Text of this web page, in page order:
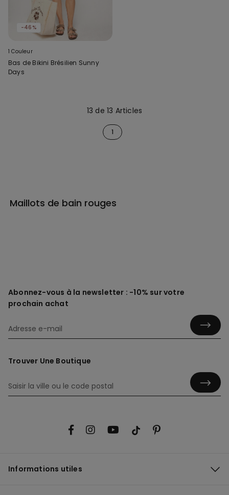
-46%
1 Couleur
Bas de Bikini Brésilien Sunny
Days
13 de 13 Articles
1
Maillots de bain rouges
Abonnez-vous à la newsletter : -10% sur votre
prochain achat
Trouver Une Boutique
Informations utiles